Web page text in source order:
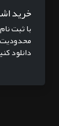
خرید
با ثبت
محدودیت
دانلود